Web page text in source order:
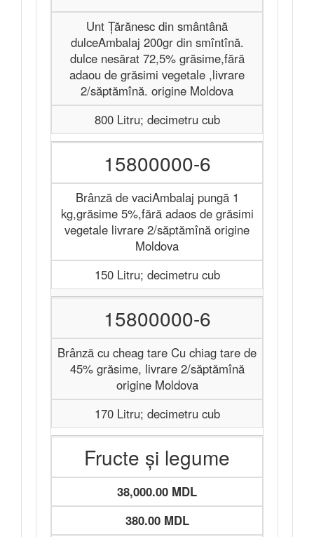
Unt Țărănesc din smântână
dulceAmbalaj 200gr din smîntînă.
dulce nesărat 72,5% grăsime,fără
adaou de grăsimi vegetale ,livrare
2/săptămînă. origine Moldova
800 Litru; decimetru cub
15800000-6
Brânză de vaciAmbalaj pungă 1
kg,grăsime 5%,fără adaos de grăsimi
vegetale livrare 2/săptămînă origine
Moldova
150 Litru; decimetru cub
15800000-6
Brânză cu cheag tare Cu chiag tare de
45% grăsime, livrare 2/săptămînă
origine Moldova
170 Litru; decimetru cub
Fructe și legume
38,000.00 MDL
380.00 MDL